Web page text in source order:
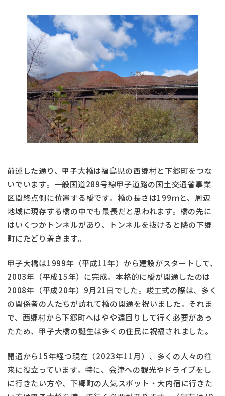
前述した通り、甲子大橋は福島県の西郷村と下郷町をつな
いでいます。一般国道289号線甲子道路の国土交通省事業
区間終点側に位置する橋です。橋の長さは199ｍと、周辺
地域に現存する橋の中でも最長だと思われます。橋の先に
はいくつかトンネルがあり、トンネルを抜けると隣の下郷
町にたどり着きます。
甲子大橋は1999年（平成11年）から建設がスタートして、
2003年（平成15年）に完成。本格的に橋が開通したのは
2008年（平成20年）9月21日でした。竣工式の際は、多く
の関係者の人たちが訪れて橋の開通を祝いました。それま
で、西郷村から下郷町へはやや遠回りして行く必要があっ
たため、甲子大橋の誕生は多くの住民に祝福されました。
開通から15年経つ現在（2023年11月）、多くの人々の往
来に役立っています。特に、会津への観光やドライブをし
に行きたい方や、下郷町の人気スポット・大内宿に行きた